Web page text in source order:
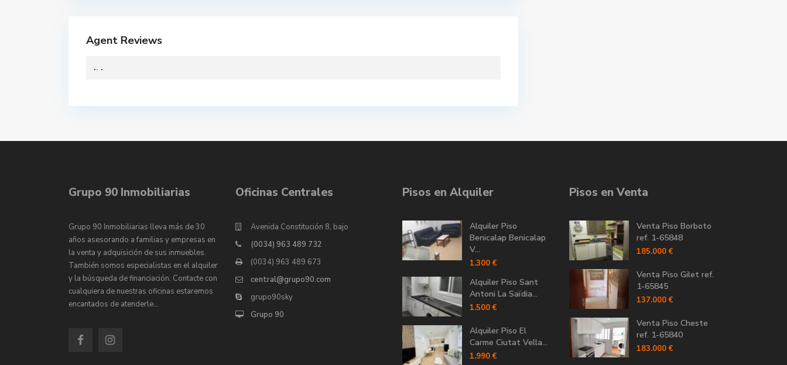
Agent Reviews
.. .
Grupo 90 Inmobiliarias
Grupo 90 Inmobiliarias lleva más de 30
años asesorando a familias y empresas en
la venta y adquisición de sus inmuebles.
También somos especialistas en el alquiler
y la búsqueda de financiación. Contacte con
cualquiera de nuestras oficinas estaremos
encantados de atenderle…
Oficinas Centrales
Avenida Constitución 8, bajo
(0034) 963 489 732
(0034) 963 489 673
central@grupo90.com
grupo90sky
Grupo 90
Pisos en Alquiler
Alquiler Piso
Benicalap Benicalap
V...
1.300 €
Alquiler Piso Sant
Antoni La Saïdia...
1.500 €
Alquiler Piso El
Carme Ciutat Vella...
1.990 €
Pisos en Venta
Venta Piso Borboto
ref. 1-65848
185.000 €
Venta Piso Gilet ref.
1-65845
137.000 €
Venta Piso Cheste
ref. 1-65840
183.000 €